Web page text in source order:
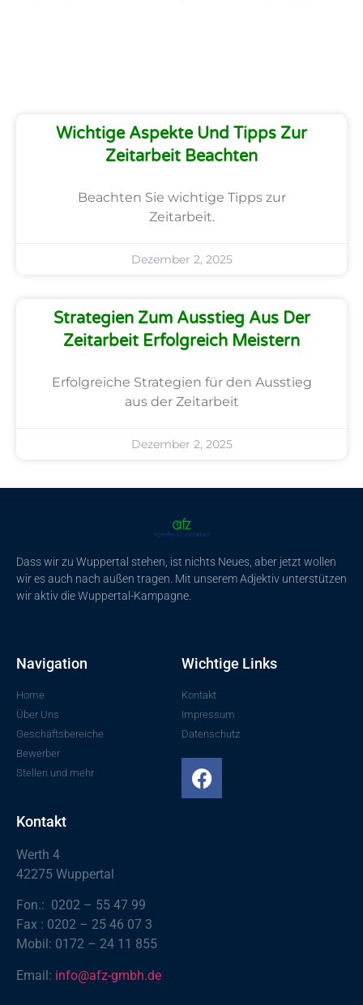
Wichtige Aspekte Und Tipps Zur
Zeitarbeit Beachten
Beachten Sie wichtige Tipps zur
Zeitarbeit.
Dezember 2, 2025
Strategien Zum Ausstieg Aus Der
Zeitarbeit Erfolgreich Meistern
Erfolgreiche Strategien für den Ausstieg
aus der Zeitarbeit
Dezember 2, 2025
Dass wir zu Wuppertal stehen, ist nichts Neues, aber jetzt wollen
wir es auch nach außen tragen. Mit unserem Adjektiv unterstützen
wir aktiv die Wuppertal-Kampagne.
Navigation
Home
Über Uns
Geschäftsbereiche
Bewerber
Stellen und mehr
Wichtige Links
Kontakt
Impressum
Datenschutz
Kontakt
Werth 4
42275 Wuppertal
Fon.: 0202 – 55 47 99
Fax : 0202 – 25 46 07 3
Mobil: 0172 – 24 11 855
Email: info@afz-gmbh.de